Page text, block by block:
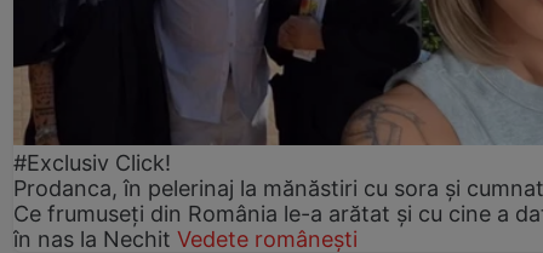
#Exclusiv Click!
Prodanca, în pelerinaj la mănăstiri cu sora și
Ce frumuseți din România le-a arătat și cu cine a
în nas la Nechit Vedete românești